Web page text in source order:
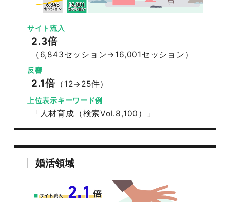
サイト流入
2.3倍
（6,843セッション→16,001セッション）
反響
2.1倍 （12→25件）
上位表示キーワード例
「人材育成（検索Vol.8,100）」
婚活領域